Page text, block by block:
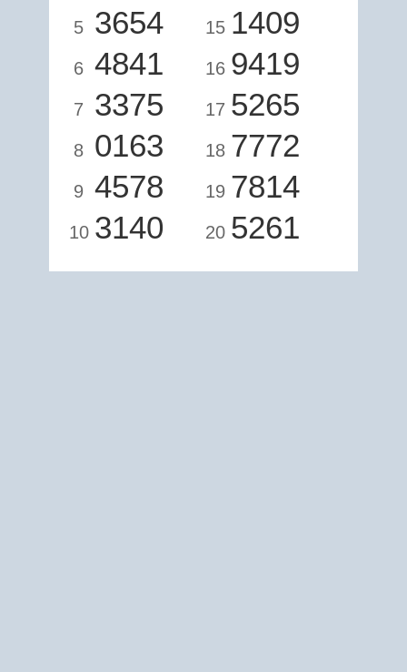
5 3654
6 4841
7 3375
8 0163
9 4578
10 3140
15 1409
16 9419
17 5265
18 7772
19 7814
20 5261